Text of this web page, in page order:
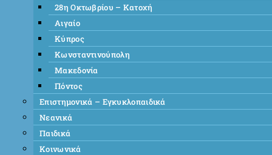
28η Οκτωβρίου – Κατοχή
Αιγαίο
Κύπρος
Κωνσταντινούπολη
Μακεδονία
Πόντος
Επιστημονικά – Εγκυκλοπαιδικά
Νεανικά
Παιδικά
Κοινωνικά